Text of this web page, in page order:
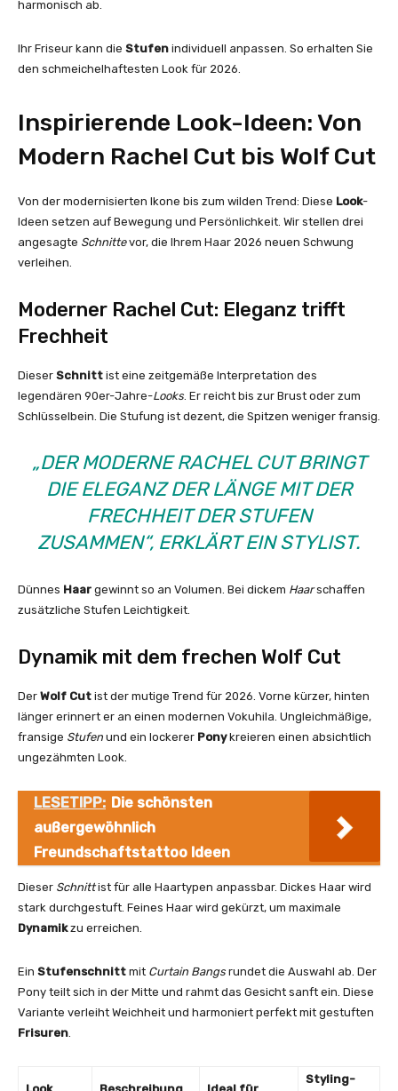
harmonisch ab.
Ihr Friseur kann die Stufen individuell anpassen. So erhalten Sie
den schmeichelhaftesten Look für 2026.
Inspirierende Look-Ideen: Von
Modern Rachel Cut bis Wolf Cut
Von der modernisierten Ikone bis zum wilden Trend: Diese Look-
Ideen setzen auf Bewegung und Persönlichkeit. Wir stellen drei
angesagte Schnittevor, die Ihrem Haar 2026 neuen Schwung
verleihen.
Moderner Rachel Cut: Eleganz trifft
Frechheit
Dieser Schnitt ist eine zeitgemäße Interpretation des
legendären 90er-Jahre-Looks . Er reicht bis zur Brust oder zum
Schlüsselbein. Die Stufung ist dezent, die Spitzen weniger fransig.
„DER MODERNE RACHEL CUT BRINGT
DIE ELEGANZ DER LÄNGE MIT DER
FRECHHEIT DER STUFEN
ZUSAMMEN“, ERKLÄRT EIN STYLIST.
Dünnes Haar gewinnt so an Volumen. Bei dickem Haarschaffen
zusätzliche Stufen Leichtigkeit.
Dynamik mit dem frechen Wolf Cut
Der Wolf Cut ist der mutige Trend für 2026. Vorne kürzer, hinten
länger erinnert er an einen modernen Vokuhila. Ungleichmäßige,
fransige Stufen und ein lockerer Ponykreieren einen absichtlich
ungezähmten Look.
LESETIPP: Die schönsten
außergewöhnlich
Freundschaftstattoo Ideen
Dieser Schnittist für alle Haartypen anpassbar. Dickes Haar wird
stark durchgestuft. Feines Haar wird gekürzt, um maximale
Dynamikzu erreichen.
Ein Stufenschnitt mit Curtain Bangs rundet die Auswahl ab. Der
Pony teilt sich in der Mitte und rahmt das Gesicht sanft ein. Diese
Variante verleiht Weichheit und harmoniert perfekt mit gestuften
Frisuren
Look Beschreibung Ideal für
Styling-